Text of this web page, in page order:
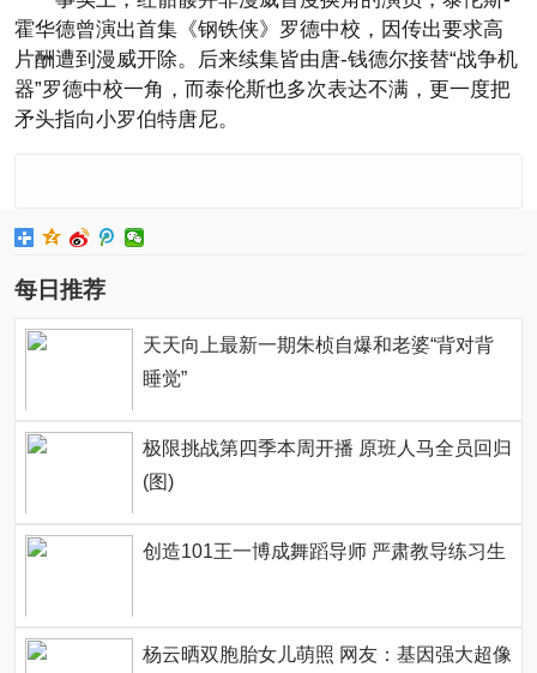
霍华德曾演出首集《钢铁侠》罗德中校，因传出要求高
片酬遭到漫威开除。后来续集皆由唐-钱德尔接替“战争机
器”罗德中校一角，而泰伦斯也多次表达不满，更一度把
矛头指向小罗伯特唐尼。
每日推荐
天天向上最新一期朱桢自爆和老婆“背对背
睡觉”
极限挑战第四季本周开播 原班人马全员回归
(图)
创造101王一博成舞蹈导师 严肃教导练习生
杨云晒双胞胎女儿萌照 网友：基因强大超像